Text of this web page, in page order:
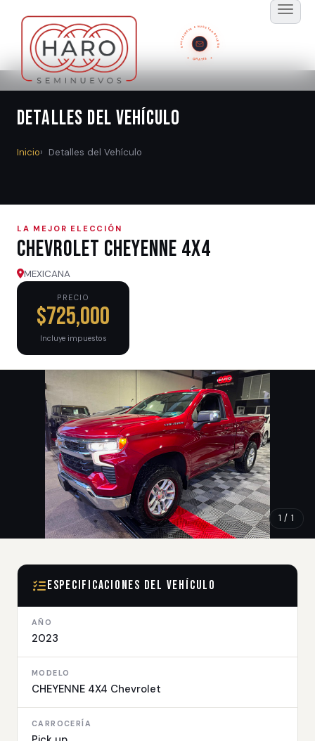
SUSCRÍBETE A NUESTRO BOLETÍN
GRATIS
Detalles del Vehículo
Inicio Detalles del Vehículo
LA MEJOR ELECCIÓN
Chevrolet CHEYENNE 4X4
MEXICANA
PRECIO
$725,000
Incluye impuestos
1 / 1
Especificaciones del Vehículo
AÑO
2023
MODELO
CHEYENNE 4X4 Chevrolet
CARROCERÍA